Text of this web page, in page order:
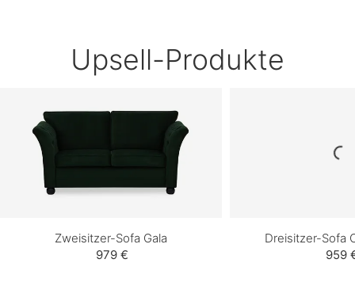
Upsell-Produkte
Zweisitzer-Sofa Gala
979 €
Dreisitzer-Sofa
959